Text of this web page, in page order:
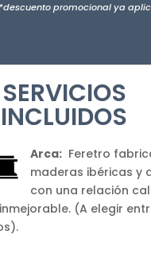
*descuento promocional ya
SERVICIOS
INCLUIDOS
Arca:Feretro
maderas ibéricas y
con una relación
(A elegir